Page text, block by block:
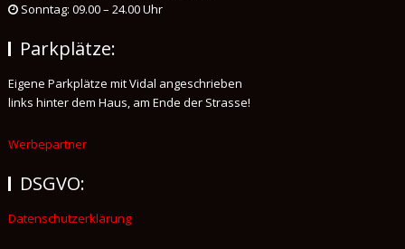
Sonntag: 09.00 – 24.00 Uhr
Parkplätze:
Eigene Parkplätze mit Vidal angeschrieben
links hinter dem Haus, am Ende der Strasse!
Werbepartner
DSGVO:
Datenschutzerklärung